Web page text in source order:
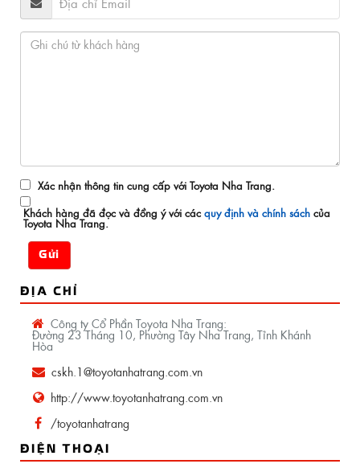
Xác nhận thông tin cung cấp với Toyota Nha Trang.
Khách hàng đã đọc và đồng ý với các quy định và chính sách của
Toyota Nha Trang.
Gửi
ĐỊA CHỈ
Công ty Cổ Phần Toyota Nha Trang:
Đường 23 Tháng 10, Phường Tây Nha Trang, Tỉnh Khánh
Hòa
cskh.1@toyotanhatrang.com.vn
http://www.toyotanhatrang.com.vn
/toyotanhatrang
ĐIỆN THOẠI